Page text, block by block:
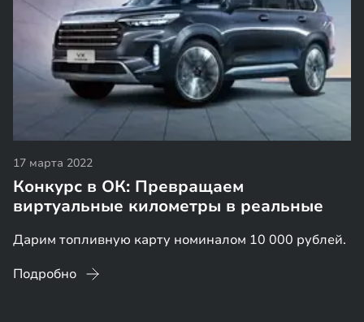
17 марта 2022
Конкурс в ОК: Превращаем
виртуальные километры в реальные
Дарим топливную карту номиналом 10 000 рублей.
Подробно